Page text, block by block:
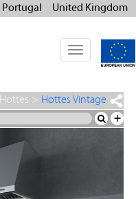
Portugal United Kingdom
Toggle
navigation
Hottes > Hottes Vintage
+